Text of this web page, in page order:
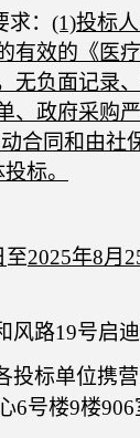
： (1)投标人
有效的《医
无负面记录
、政府采购
合同和由社
标。
至2025年8月
风路19号启
投标单位携
6号楼9楼906